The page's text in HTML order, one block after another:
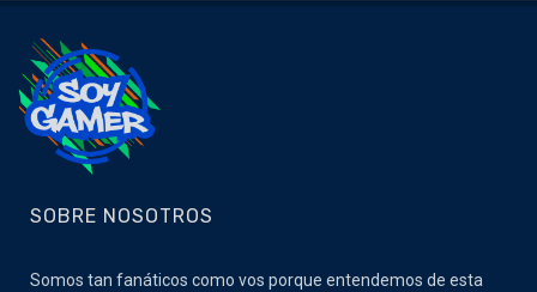
SOBRE NOSOTROS
Somos tan fanáticos como vos porque entendemos de esta